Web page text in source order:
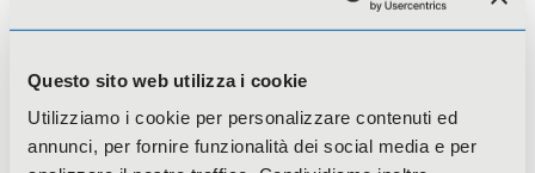
Questo sito web utilizza i cookie
Utilizziamo i cookie per personalizzare contenuti ed
annunci, per fornire funzionalità dei social media e per